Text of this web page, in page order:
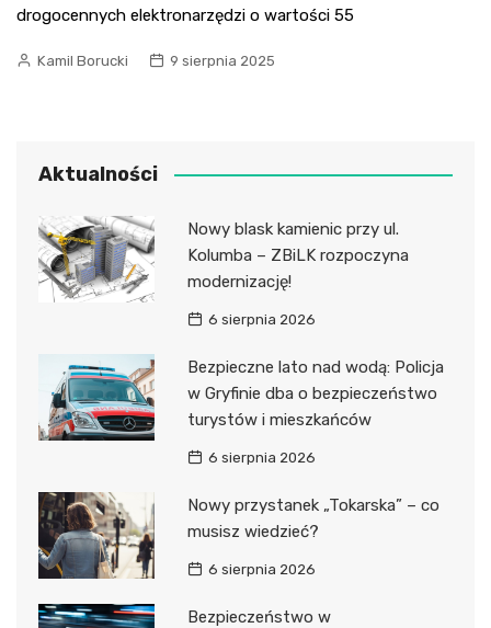
drogocennych elektronarzędzi o wartości 55
Kamil Borucki 9 sierpnia 2025
Aktualności
Nowy blask kamienic przy ul.
Kolumba – ZBiLK rozpoczyna
modernizację!
6 sierpnia 2026
Bezpieczne lato nad wodą: Policja
w Gryfinie dba o bezpieczeństwo
turystów i mieszkańców
6 sierpnia 2026
Nowy przystanek „Tokarska” – co
musisz wiedzieć?
6 sierpnia 2026
Bezpieczeństwo w